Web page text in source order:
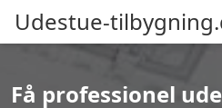
Udestue-
Få professionel